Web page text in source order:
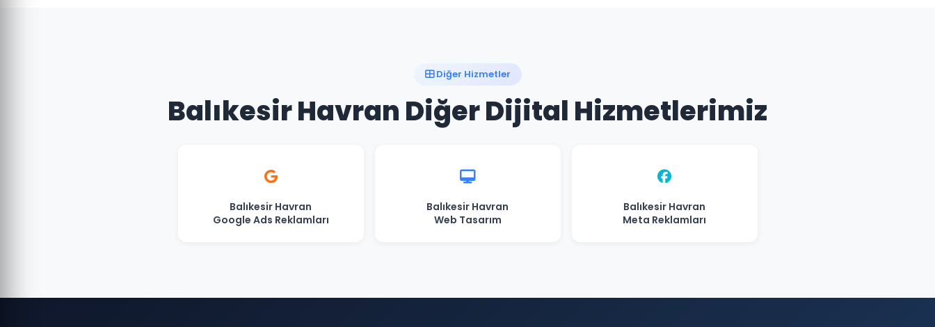
Diğer Hizmetler
Balıkesir Havran Diğer Dijital Hizmetlerimiz
Balıkesir Havran
Google Ads Reklamları
Balıkesir Havran
Web Tasarım
Balıkesir Havran
Meta Reklamları